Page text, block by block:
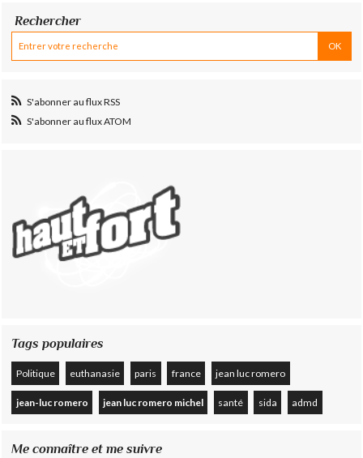
Rechercher
S'abonner au flux RSS
S'abonner au flux ATOM
Tags populaires
Politique euthanasie paris france jean luc romero
jean-luc romero jean luc romero michel santé sida admd
Me connaître et me suivre